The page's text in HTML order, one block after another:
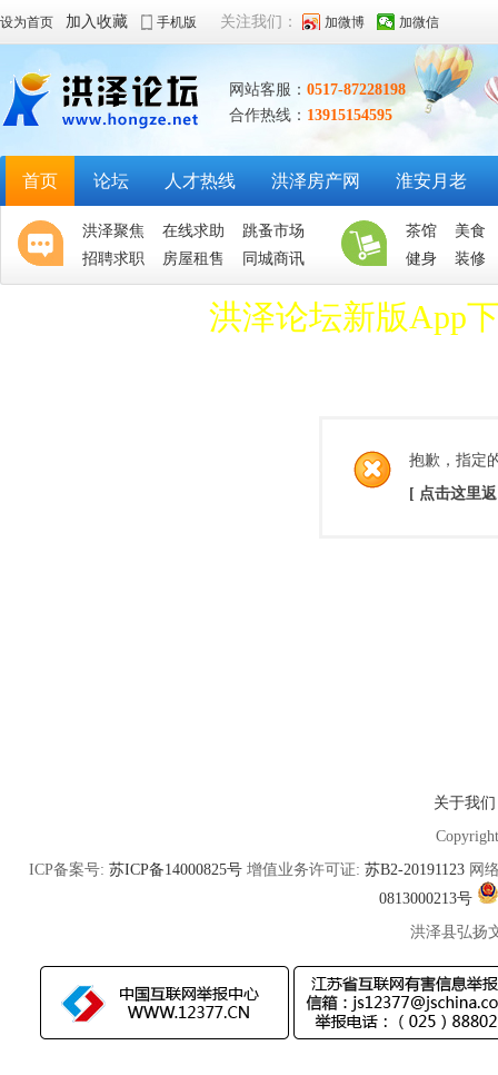
设为首页 加入收藏 手机版 关注我们： 加微博 加微信
网站客服： 0517-87228198
合作热线： 13915154595
首页 论坛 人才热线 洪泽房产网 淮安月老
洪泽聚焦 在线求助
跳蚤市场
招聘求职
房屋租售 同城商讯
茶馆
美食
健身
装修
洪泽论坛新版App
抱歉，指定
[ 点击这里
关于我们
ICP备案号: 苏ICP备14000825号 增值业务许可证: 苏B2-20191123 网
0813000213号
洪泽县弘扬